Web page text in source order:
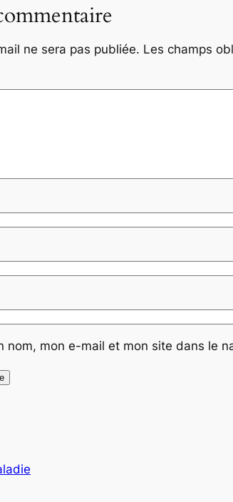
ne sera pas publiée. Les champs
nom, mon e-mail et mon site dans le